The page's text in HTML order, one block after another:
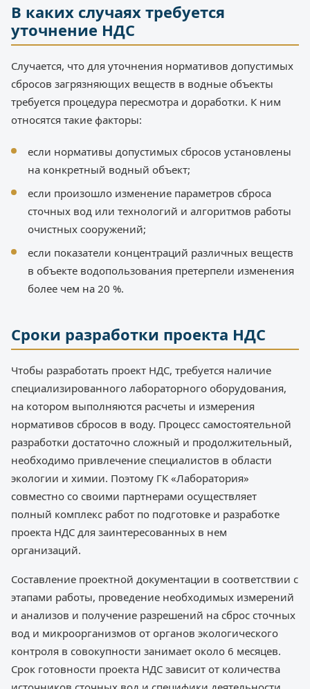
В каких случаях требуется
уточнение НДС
Случается, что для уточнения нормативов допустимых
сбросов загрязняющих веществ в водные объекты
требуется процедура пересмотра и доработки. К ним
относятся такие факторы:
если нормативы допустимых сбросов установлены
на конкретный водный объект;
если произошло изменение параметров сброса
сточных вод или технологий и алгоритмов работы
очистных сооружений;
если показатели концентраций различных веществ
в объекте водопользования претерпели изменения
более чем на 20 %.
Сроки разработки проекта НДС
Чтобы разработать проект НДС, требуется наличие
специализированного лабораторного оборудования,
на котором выполняются расчеты и измерения
нормативов сбросов в воду. Процесс самостоятельной
разработки достаточно сложный и продолжительный,
необходимо привлечение специалистов в области
экологии и химии. Поэтому ГК «Лаборатория»
совместно со своими партнерами осуществляет
полный комплекс работ по подготовке и разработке
проекта НДС для заинтересованных в нем
организаций.
Составление проектной документации в соответствии с
этапами работы, проведение необходимых измерений
и анализов и получение разрешений на сброс сточных
вод и микроорганизмов от органов экологического
контроля в совокупности занимает около 6 месяцев.
Срок готовности проекта НДС зависит от количества